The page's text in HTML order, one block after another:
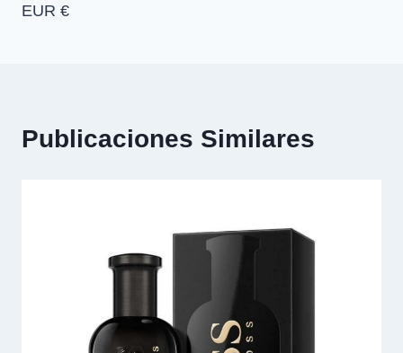
EUR €
Publicaciones Similares